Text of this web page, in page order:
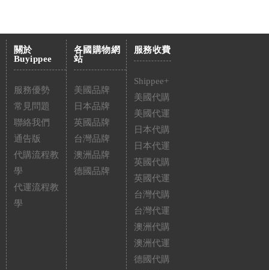
關於
Buyippee
服務優勢
常見問題
聯絡我們
通告版
代購流程教
學
代運流程教
學
各國購物網
站
美國品牌
日本品牌
英國品牌
台灣品牌
澳洲品牌
德國品牌
服務收費
Shippee+
美國代購
美國代運
日本代購
日本代運
英國代購
英國代運
台灣代購
台灣代運
澳洲代購
澳洲代運
德國代購